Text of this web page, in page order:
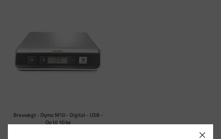
Brevvægt - Dymo M10 - Digital - USB -
Op til 10 kg